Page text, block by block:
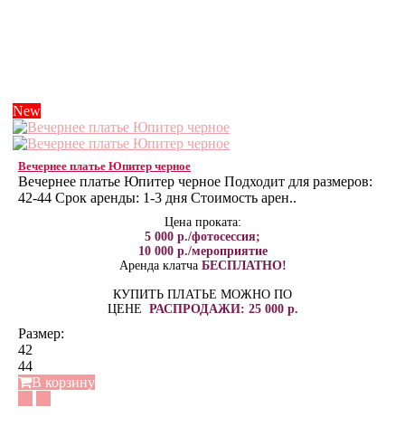
New
Вечернее платье Юпитер черное
Вечернее платье Юпитер черное Подходит для размеров:
42-44 Срок аренды: 1-3 дня Стоимость арен..
Цена проката:
5 000 р./фотосессия;
10 000 р./мероприятие
Аренда клатча БЕСПЛАТНО!
КУПИТЬ ПЛАТЬЕ МОЖНО ПО
ЦЕНЕ РАСПРОДАЖИ: 25 000 р.
Размер:
42
44
В корзину